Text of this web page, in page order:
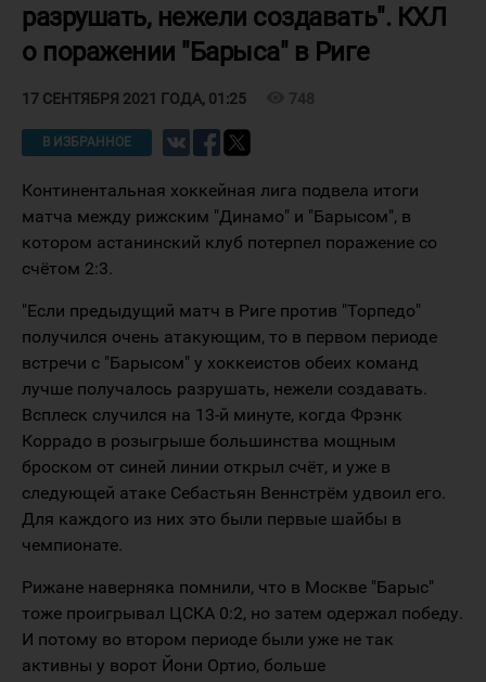
разрушать, нежели создавать". КХЛ
о поражении "Барыса" в Риге
17 СЕНТЯБРЯ 2021 ГОДА, 01:25 748
В ИЗБРАННОЕ
Континентальная хоккейная лига подвела итоги
матча между рижским "Динамо" и "Барысом", в
котором астанинский клуб потерпел поражение со
счётом 2:3.
"Если предыдущий матч в Риге против "Торпедо"
получился очень атакующим, то в первом периоде
встречи с "Барысом" у хоккеистов обеих команд
лучше получалось разрушать, нежели создавать.
Всплеск случился на 13-й минуте, когда Фрэнк
Коррадо в розыгрыше большинства мощным
броском от синей линии открыл счёт, и уже в
следующей атаке Себастьян Веннстрём удвоил его.
Для каждого из них это были первые шайбы в
чемпионате.
Рижане наверняка помнили, что в Москве "Барыс"
тоже проигрывал ЦСКА 0:2, но затем одержал победу.
И потому во втором периоде были уже не так
активны у ворот Йони Ортио, больше